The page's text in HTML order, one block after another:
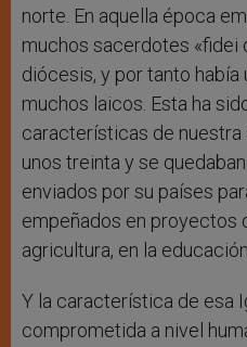
norte. En aquella época
muchos sacerdotes «fidei
diócesis, y por tanto había
muchos laicos. Esta ha
características de nuestra
unos treinta y se
enviados por su países
empeñados en proyectos
agricultura, en la
Y la característica de esa
comprometida a nivel